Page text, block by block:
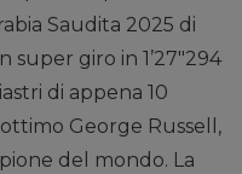
Saudita 2025 di
super giro in 1’27″294
di appena 10
George Russell,
del mondo. La